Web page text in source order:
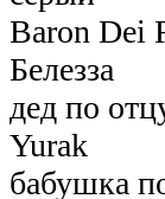
Baron Dei
Белезза
дед по
Yurak
бабушка